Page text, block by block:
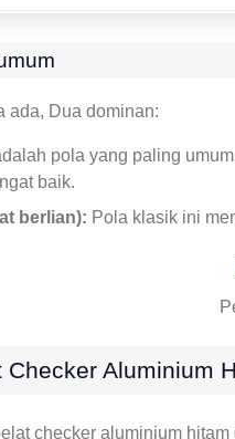
ada, Dua dominan:
pola yang paling
baik.
berlian): Pola klasik ini
Checker Aluminium
checker aluminium